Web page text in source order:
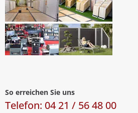
So erreichen Sie uns
Telefon: 04 21 / 56 48 00